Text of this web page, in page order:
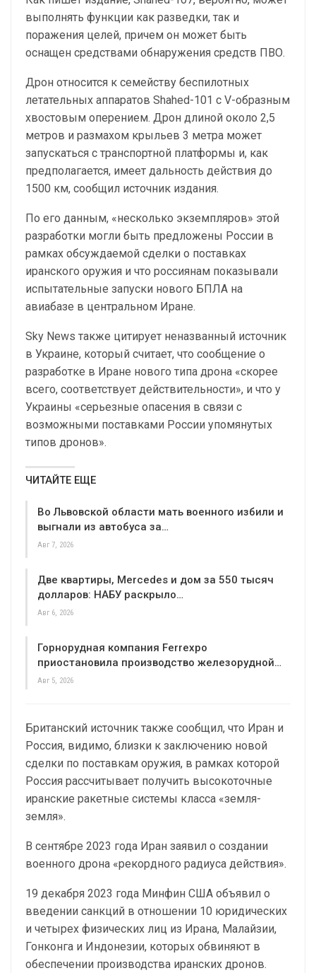
выполнять функции как разведки, так и
поражения целей, причем он может быть
оснащен средствами обнаружения средств ПВО.
Дрон относится к семейству беспилотных
летательных аппаратов Shahed-101 с V-образным
хвостовым оперением. Дрон длиной около 2,5
метров и размахом крыльев 3 метра может
запускаться с транспортной платформы и, как
предполагается, имеет дальность действия до
1500 км, сообщил источник издания.
По его данным, «несколько экземпляров» этой
разработки могли быть предложены России в
рамках обсуждаемой сделки о поставках
иранского оружия и что россиянам показывали
испытательные запуски нового БПЛА на
авиабазе в центральном Иране.
Sky News также цитирует неназванный источник
в Украине, который считает, что сообщение о
разработке в Иране нового типа дрона «скорее
всего, соответствует действительности», и что у
Украины «серьезные опасения в связи с
возможными поставками России упомянутых
типов дронов».
ЧИТАЙТЕ ЕЩЕ
Во Львовской области мать военного избили и
выгнали из автобуса за…
Авг 7, 2026
Две квартиры, Mercedes и дом за 550 тысяч
долларов: НАБУ раскрыло…
Авг 6, 2026
Горнорудная компания Ferrexpo
приостановила производство железорудной…
Авг 5, 2026
Британский источник также сообщил, что Иран и
Россия, видимо, близки к заключению новой
сделки по поставкам оружия, в рамках которой
Россия рассчитывает получить высокоточные
иранские ракетные системы класса «земля-
земля».
В сентябре 2023 года Иран заявил о создании
военного дрона «рекордного радиуса действия».
19 декабря 2023 года Минфин США объявил о
введении санкций в отношении 10 юридических
и четырех физических лиц из Ирана, Малайзии,
Гонконга и Индонезии, которых обвиняют в
обеспечении производства иранских дронов.